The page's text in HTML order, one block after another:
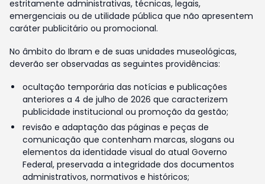
estritamente administrativas, técnicas, legais,
emergenciais ou de utilidade pública que não apresentem
caráter publicitário ou promocional.
No âmbito do Ibram e de suas unidades museológicas,
deverão ser observadas as seguintes providências:
ocultação temporária das notícias e publicações
anteriores a 4 de julho de 2026 que caracterizem
publicidade institucional ou promoção da gestão;
revisão e adaptação das páginas e peças de
comunicação que contenham marcas, slogans ou
elementos da identidade visual do atual Governo
Federal, preservada a integridade dos documentos
administrativos, normativos e históricos;